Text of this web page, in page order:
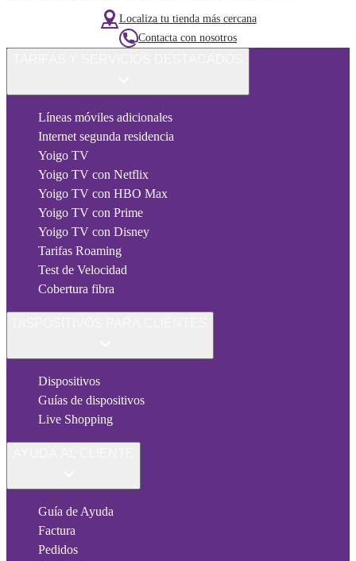
Localiza tu tienda más cercana
Contacta con nosotros
Líneas móviles adicionales
Internet segunda residencia
Yoigo TV
Yoigo TV con Netflix
Yoigo TV con HBO Max
Yoigo TV con Prime
Yoigo TV con Disney
Tarifas Roaming
Test de Velocidad
Cobertura fibra
Dispositivos
Guías de dispositivos
Live Shopping
Guía de Ayuda
Factura
Pedidos